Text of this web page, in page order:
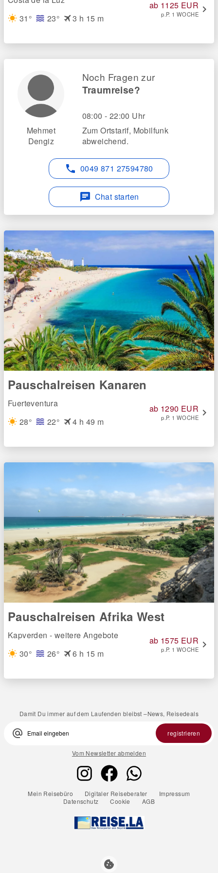
wb_sunny 31° waves 23° flight3 h 15 m
ab 1125 EUR
p.P. 1 WOCHE chevron_right
Mehmet
Dengiz
Noch Fragen zur
Traumreise?
08:00 - 22:00 Uhr
Zum Ortstarif, Mobilfunk
abweichend.
phone 0049 871 27594780
chat Chat starten
Pauschalreisen Kanaren
Fuerteventura
wb_sunny 28° waves 22° flight4 h 49 m
ab 1290 EUR
p.P. 1 WOCHE chevron_right
Pauschalreisen Afrika West
Kapverden - weitere Angebote
wb_sunny 30° waves 26° flight6 h 15 m
ab 1575 EUR
p.P. 1 WOCHE chevron_right
Damit Du immer auf dem Laufenden bleibst –News, Reisedeals
alternate_email registrieren
Vom Newsletter abmelden
Mein Reisebüro Digitaler Reiseberater
Impressum
Datenschutz
Cookie AGB
cookie